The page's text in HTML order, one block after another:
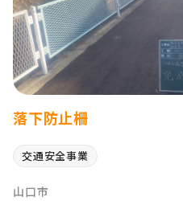
落下防止柵
交通安全事業
山口市